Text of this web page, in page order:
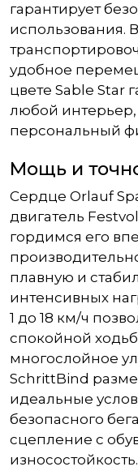
гарантирует
использования.
удобное
цвете Sable Star
любой
персональный
Мощь и
Сердце Orlauf
двигатель
гордимся его
плавную и
интенсивных
1 до 18 км/ч
спокойной
многослойное
SchrittBind
идеальные
безопасного
сцепление с